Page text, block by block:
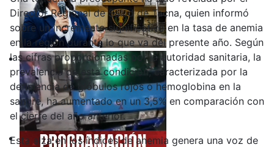
Director Regional de Salud de Tacna, quien informó
sobre un incremento significativo en la tasa de anemia
en la región durante lo que va del presente año. Según
las cifras proporcionadas por la autoridad sanitaria, la
prevalencia de esta condición, caracterizada por la
deficiencia de glóbulos rojos o hemoglobina en la
sangre, ha aumentado en un 3,5% en comparación con
el cierre del año anterior.
Esta alza en los índices de anemia genera una voz de